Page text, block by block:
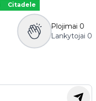
Citadele
Plojimai 0
Lankytojai 0